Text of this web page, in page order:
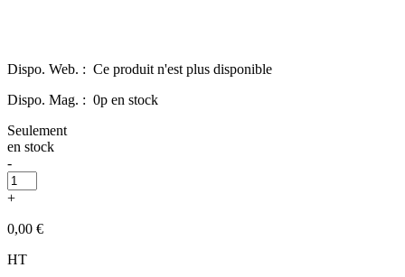
Dispo. Web. : Ce produit n'est plus disponible
Dispo. Mag. : 0p en stock
Seulement
en stock
-
+
0,00 €
HT